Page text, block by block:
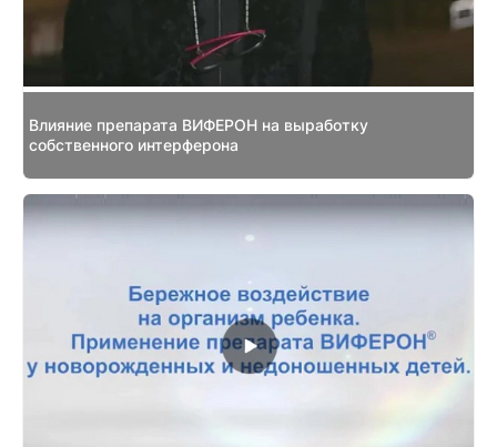
Влияние препарата ВИФЕРОН на выработку
собственного интерферона